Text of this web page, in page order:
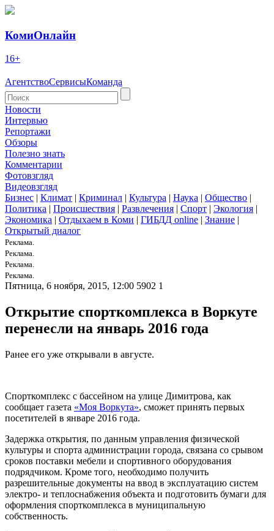
КомиОнлайн
16+
АгентствоСервисыКоманда
Новости
Интервью
Репортажи
Обзоры
Полезно знать
Комментарии
Фотовзгляд
Видеовзгляд
Бизнес | Климат | Криминал | Культура | Наука | Общество |
Политика | Происшествия | Развлечения | Спорт | Экология |
Экономика | Отдыхаем в Коми | ГИБДД online | Знание |
Открытый диалог
Реклама.
Реклама.
Реклама.
Реклама.
Пятница, 6 ноября, 2015, 12:00 5902 1
Открытие спорткомплекса в Воркуте
перенесли на январь 2016 года
Ранее его уже открывали в августе.
Спорткомплекс с бассейном на улице Димитрова, как
сообщает газета «Моя Воркута», сможет принять первых
посетителей в январе 2016 года.
Задержка открытия, по данным управления физической
культуры и спорта администрации города, связана со срывом
сроков поставки мебели и спортивного оборудования
подрядчиком. Кроме того, необходимо получить
разрешительные документы на ввод в эксплуатацию систем
электро- и теплоснабжения объекта и подготовить бумаги для
оформления спорткомплекса в муниципальную
собственность.